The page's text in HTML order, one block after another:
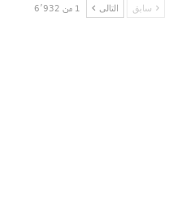
سابق التالى 1 من 6٬932